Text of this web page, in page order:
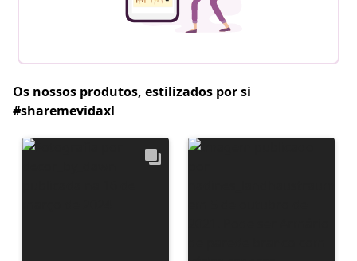
Os nossos produtos, estilizados por si
#sharemevidaxl